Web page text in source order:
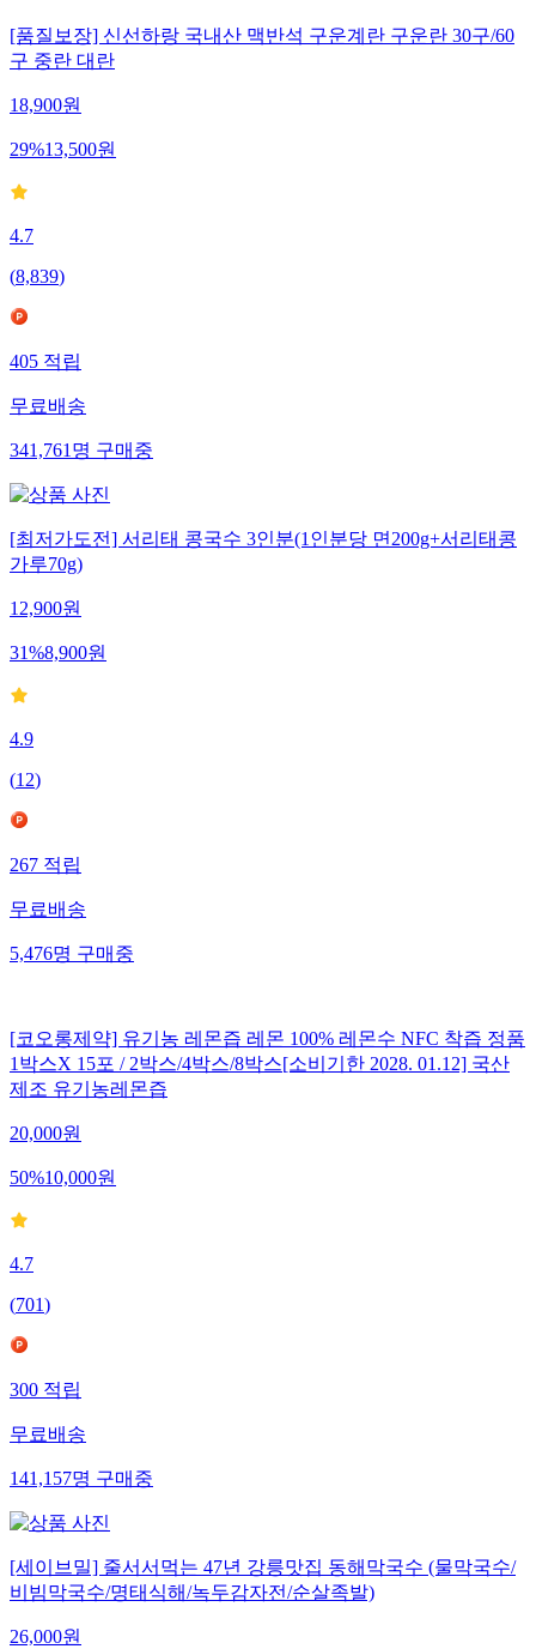
[품질보장] 신선하랑 국내산 맥반석 구운계란 구운란 30구/60
구 중란 대란
18,900원
29%13,500원
4.7
(8,839)
405 적립
무료배송
341,761 명 구매중
[최저가도전] 서리태 콩국수 3인분(1인분당 면200g+서리태콩
가루70g)
12,900원
31%8,900원
4.9
(12)
267 적립
무료배송
5,476명 구매중
[코오롱제약] 유기농 레몬즙 레몬 100% 레몬수 NFC 착즙 정품
1박스X 15포 / 2박스/4박스/8박스[소비기한 2028. 01.12] 국산
제조 유기농레몬즙
20,000원
50%10,000원
4.7
(701)
300 적립
무료배송
141,157명 구매중
[세이브밀] 줄서서먹는 47년 강릉맛집 동해막국수 (물막국수/
비빔막국수/명태식해/녹두감자전/순살족발)
26,000원